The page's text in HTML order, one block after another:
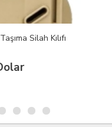
Silah Kılıfı